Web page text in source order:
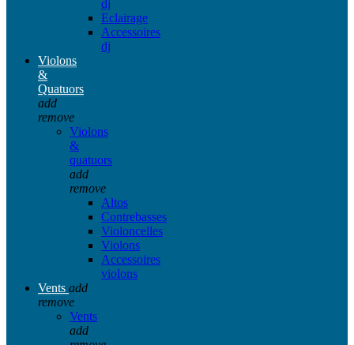
dj
Eclairage
Accessoires
dj
Violons
&
Quatuors
add
remove
Violons
&
quatuors
add
remove
Altos
Contrebasses
Violoncelles
Violons
Accessoires
violons
Vents add
remove
Vents
add